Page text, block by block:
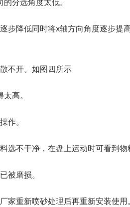
步降低同时将x轴方向角度逐步提
不开。如图四所示
高。
作。
不干净，在盘上运动时可看到物
被磨损。
家重新喷砂处理后再重新安装使用。